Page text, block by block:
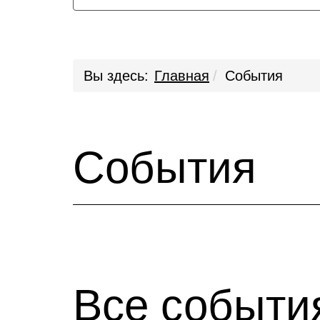
Вы здесь: Главная События
События
Все